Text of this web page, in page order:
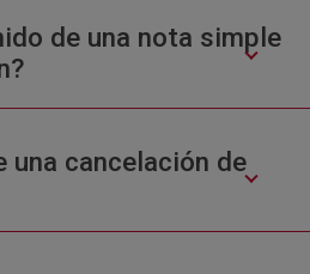
de una nota simple
una cancelación de